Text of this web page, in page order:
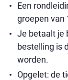
Een
groepen van
Je betaalt je
bestelling is
worden.
Opgelet: de